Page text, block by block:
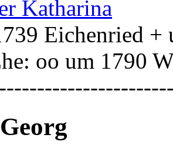
Katharina
Eichenried +
oo um 1790